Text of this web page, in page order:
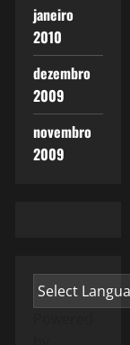
janeiro
2010
dezembro
2009
novembro
2009